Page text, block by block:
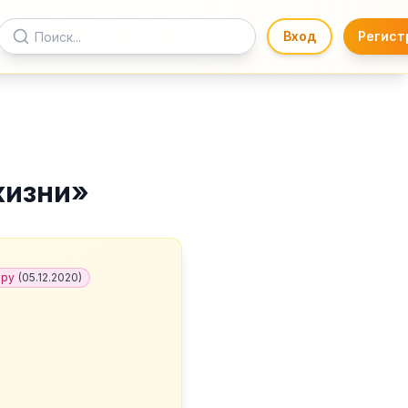
Вход
»
(05.12.2020)